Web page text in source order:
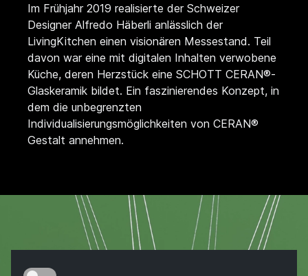
Im Frühjahr 2019 realisierte der Schweizer
Designer Alfredo Häberli anlässlich der
LivingKitchen einen visionären Messestand. Teil
davon war eine mit digitalen Inhalten verwobene
Küche, deren Herzstück eine SCHOTT CERAN®-
Glaskeramik bildet. Ein faszinierendes Konzept, in
dem die unbegrenzten
Individualisierungsmöglichkeiten von CERAN®
Gestalt annehmen.